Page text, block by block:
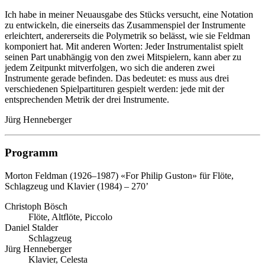
Ich habe in meiner Neuausgabe des Stücks versucht, eine Notation
zu entwickeln, die einerseits das Zusammenspiel der Instrumente
erleichtert, andererseits die Polymetrik so belässt, wie sie Feldman
komponiert hat. Mit anderen Worten: Jeder Instrumentalist spielt
seinen Part unabhängig von den zwei Mitspielern, kann aber zu
jedem Zeitpunkt mitverfolgen, wo sich die anderen zwei
Instrumente gerade befinden. Das bedeutet: es muss aus drei
verschiedenen Spielpartituren gespielt werden: jede mit der
entsprechenden Metrik der drei Instrumente.
Jürg Henneberger
Programm
Morton Feldman (1926–1987) «For Philip Guston» für Flöte,
Schlagzeug und Klavier (1984) – 270’
Christoph Bösch
Flöte, Altflöte, Piccolo
Daniel Stalder
Schlagzeug
Jürg Henneberger
Klavier, Celesta